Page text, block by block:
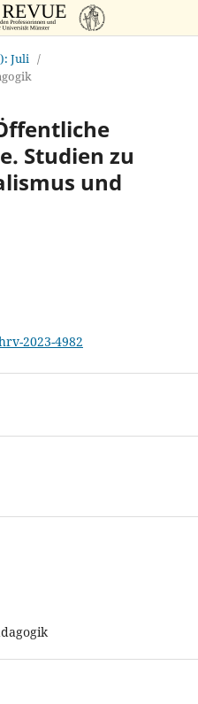
Juli /
Studien zu
und
2023-4982